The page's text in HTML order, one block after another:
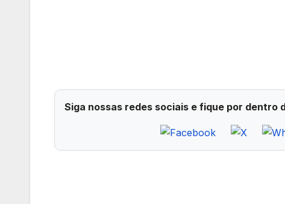
Siga nossas redes sociais e fique por